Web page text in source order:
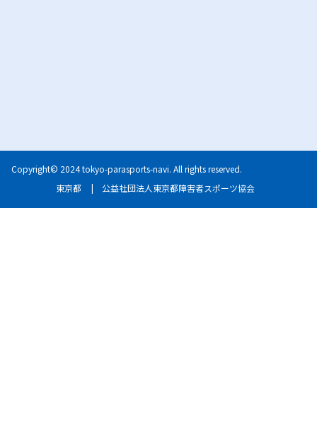
Copyright© 2024 tokyo-parasports-navi. All rights reserved.
東京都
公益社団法人東京都障害者スポーツ協会